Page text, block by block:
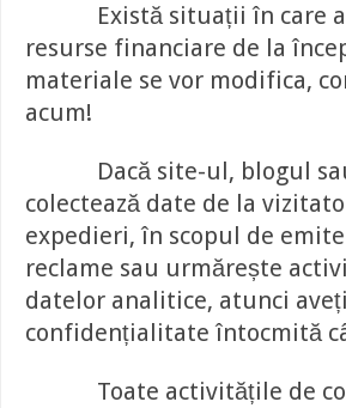
Există situații în care
resurse financiare de la
materiale se vor modifica,
acum!
Dacă site-ul, blogul sau
colectează date de la
expedieri, în scopul de
reclame sau urmărește
datelor analitice, atunci
confidențialitate întocmită
Toate activitățile de